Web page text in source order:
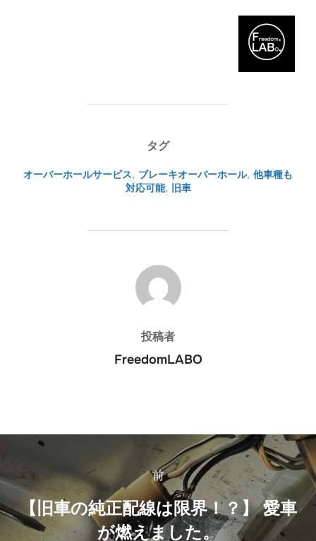
タグ
オーバーホールサービス, ブレーキオーバーホール, 他車種も
対応可能, 旧車
投稿者
投稿者
FreedomLABO
稿
ナ
前
前
【旧車の純正配線は限界！？】 愛車
が燃えました。